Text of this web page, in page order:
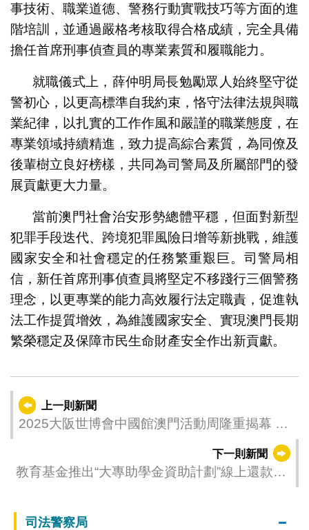
事技術、職業道德、警務行動實戰技巧等方面的進
階培訓，並通過嚴格考核取得合格成績，完全具備
擔任首席刑事偵查員的專業素質和履職能力。
就職儀式上，薛仲明局長勉勵眾人始終堅守從
警初心，以更高標準自我約束，恪守法律法規與職
業紀律，以扎實的工作作風和嚴謹的職業態度，在
專業領域持續精進，致力提高綜合素質，為同僚及
後輩樹立良好榜樣，共同為司警局及所屬部門的發
展貢獻更大力量。
當前澳門社會治安形勢總體平穩，但面對新型
犯罪手段迭代、跨境犯罪風險日增等新挑戰，維護
國家安全和社會穩定的任務繁重艱巨。司警局相
信，新任首席刑事偵查員將堅定不移踐行三個警務
理念，以更專業的能力高效履行法定職責，促進執
法工作提質增效，為維護國家安全、實現澳門長期
繁榮穩定及保障市民生命財產安全作出新貢獻。
上一則新聞
2025大阪世博會中國館澳門活動周隆重揭幕 彰
下一則新聞
教育基金推出“大專助學金資助計劃”線上還款服
司法警察局